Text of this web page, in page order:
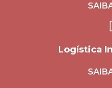
Logística